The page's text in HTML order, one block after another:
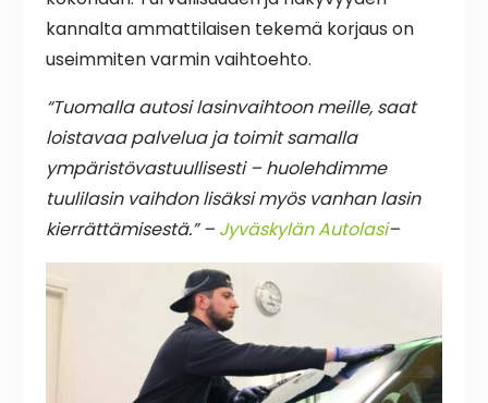
kannalta ammattilaisen tekemä korjaus on
useimmiten varmin vaihtoehto.
“Tuomalla autosi lasinvaihtoon meille, saat
loistavaa palvelua ja toimit samalla
ympäristövastuullisesti – huolehdimme
tuulilasin vaihdon lisäksi myös vanhan lasin
kierrättämisestä.” – Jyväskylän Autolasi–